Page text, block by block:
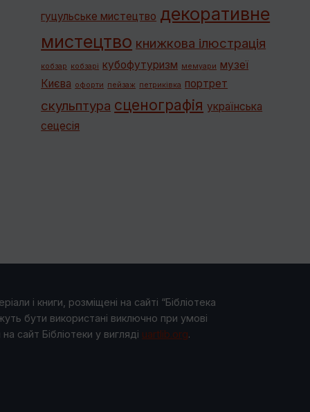
гуцульське мистецтво декоративне
мистецтво книжкова ілюстрація
кобзар кобзарі кубофутуризм мемуари музеї
Києва офорти пейзаж петриківка портрет
скульптура сценографія українська
сецесія
і книги, розміщені на сайті “Бібліотека
бути використані виключно при умові
сайт Бібліотеки у виглядi uartlib.org.